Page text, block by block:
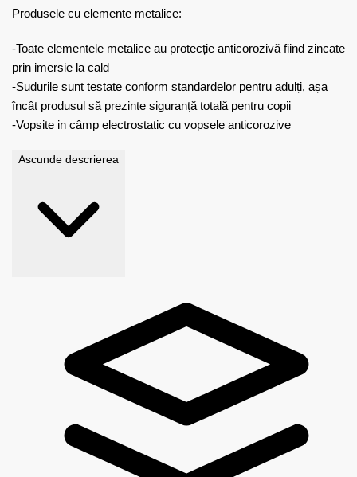
Produsele cu elemente metalice:
-Toate elementele metalice au protecție anticorozivă fiind zincate
prin imersie la cald
-Sudurile sunt testate conform standardelor pentru adulți, așa
încât produsul să prezinte siguranță totală pentru copii
-Vopsite in câmp electrostatic cu vopsele anticorozive
Ascunde descrierea